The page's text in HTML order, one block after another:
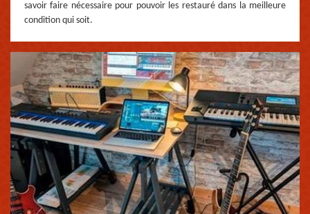
savoir faire nécessaire pour pouvoir les restauré dans la meilleure
condition qui soit.